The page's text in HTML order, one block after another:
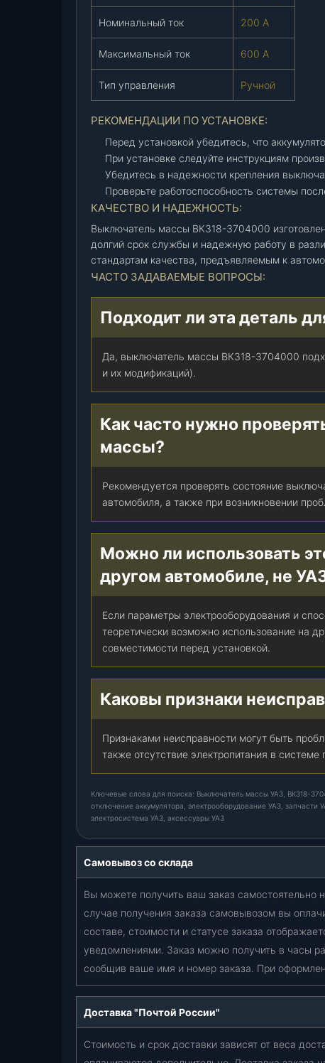
0
0
Номинальный ток 200 А
Максимальный ток 600 А
Тип управления Ручной
РЕКОМЕНДАЦИИ ПО УСТАНОВКЕ:
Перед установкой убедитесь, что
При установке следуйте инструкциям
Убедитесь в надежности крепления
Проверьте работоспособность системы
КАЧЕСТВО И НАДЕЖНОСТЬ:
Выключатель массы ВК318-3704000
долгий срок службы и надежную работу в
стандартам качества, предъявляемым к
ЧАСТО ЗАДАВАЕМЫЕ ВОПРОСЫ:
Подходит ли эта деталь
Да, выключатель массы ВК318-3704000
и их модификаций).
Как часто нужно
массы?
Рекомендуется проверять состояние
автомобиля, а также при возникновении
Можно ли использовать
другом автомобиле, не
Если параметры электрооборудования и
теоретически возможно использование на
совместимости перед установкой.
Каковы признаки
Признаками неисправности могут быть
также отсутствие электропитания в
Ключевые слова для поиска: Выключатель массы УАЗ, ВК318-
отключение аккумулятора, электрооборудование УАЗ,
электросистема УАЗ, аксессуары УАЗ
Самовывоз со склада
Вы можете получить ваш заказ самостоятельно
случае получения заказа самовывозом вы
составе, стоимости и статусе заказа
уведомлениями. Заказ можно получить в часы
сообщив ваше имя и номер заказа. При
Доставка "Почтой России"
Стоимость и срок доставки зависят от веса